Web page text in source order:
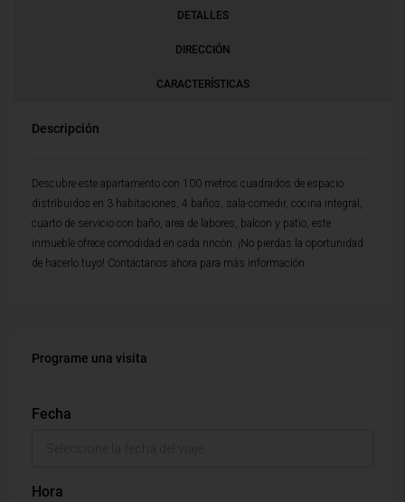
DETALLES
DIRECCIÓN
CARACTERÍSTICAS
Descripción
Descubre este apartamento con 100 metros cuadrados de espacio
distribuidos en 3 habitaciones, 4 baños, sala-comedir, cocina integral,
cuarto de servicio con baño, area de labores, balcon y patio, este
inmueble ofrece comodidad en cada rincón. ¡No pierdas la oportunidad
de hacerlo tuyo! Contáctanos ahora para más información.
Programe una visita
Fecha
Hora